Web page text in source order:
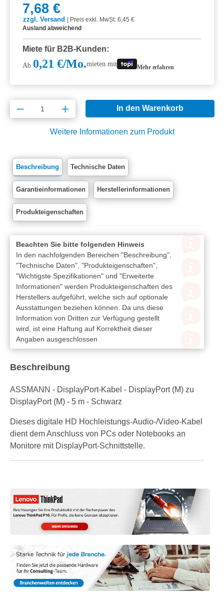
7,68 €
zzgl. Versand
Preis exkl. MwSt: 6,45 €
Ausland abweichend
Miete für B2B-Kunden:
Ab 0,21 €/Mo.mieten mit Mehr erfahren
Produkt Anzahl: Gib den gewünschten
In den Warenkorb
Weitere Informationen zum Produkt
Beschreibung Technische Daten
Garantieinformationen Herstellerinformationen
Produkteigenschaften
Beachten Sie bitte folgenden Hinweis
In den nachfolgenden Bereichen "Beschreibung",
"Technische Daten", "Produkteigenschaften",
"Wichtigste Spezifikationen" und "Erweiterte
Informationen" werden Produkteigenschaften des
Herstellers aufgeführt, welche sich auf optionale
Ausstattungen beziehen können. Da uns diese
Information von Dritten zur Verfügung gestellt
wird, ist eine Haftung auf Korrektheit dieser
Angaben ausgeschlossen
Beschreibung
ASSMANN - DisplayPort-Kabel - DisplayPort (M) zu
DisplayPort (M) - 5 m - Schwarz
Dieses digitale HD Hochleistungs-Audio-/Video-Kabel
dient dem Anschluss von PCs oder Notebooks an
Monitore mit DisplayPort-Schnittstelle.